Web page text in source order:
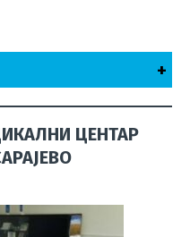
+
ЦЕНТАР